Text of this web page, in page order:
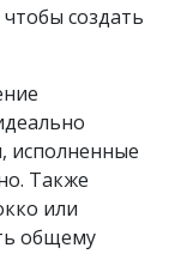
создать
исполненные
Также
или
общему